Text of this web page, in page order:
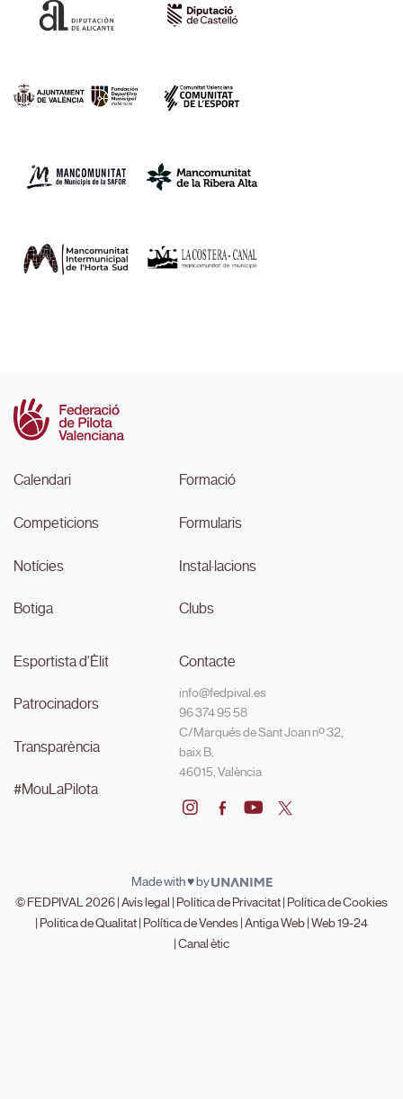
Calendari
Competicions
Notícies
Botiga
Formació
Formularis
Instal·lacions
Clubs
Esportista d'Èlit
Patrocinadors
Transparència
#MouLaPilota
Contacte
info@fedpival.es
96 374 95 58
C/Marqués de Sant Joan nº 32,
baix B,
46015, València
Made with ♥ by
© FEDPIVAL 2026 | Avís legal Política de Privacitat Política de Cookies
Politica de Qualitat Política de Vendes Antiga Web Web 19-24
Canal ètic